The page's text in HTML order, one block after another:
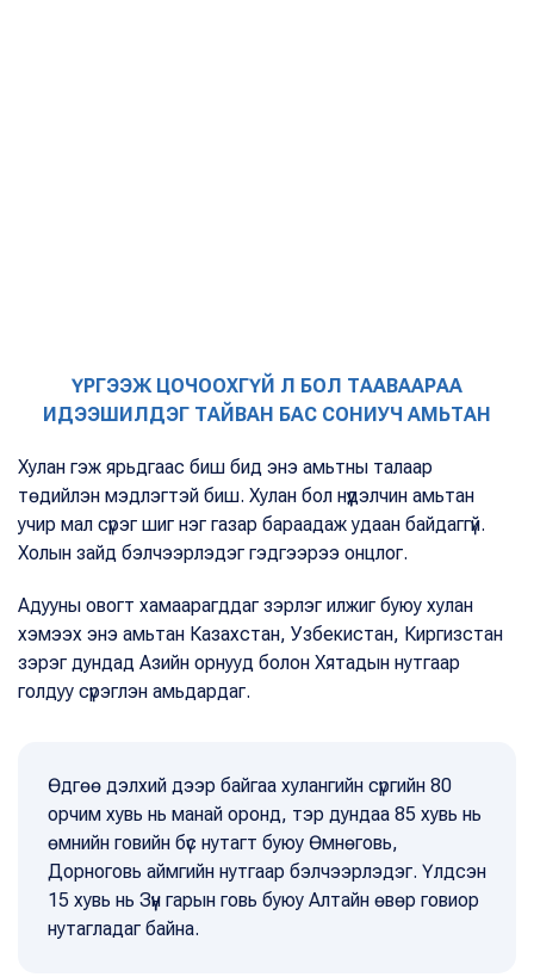
ҮРГЭЭЖ ЦОЧООХГҮЙ Л БОЛ ТААВААРАА
ИДЭЭШИЛДЭГ ТАЙВАН БАС СОНИУЧ АМЬТАН
Хулан гэж ярьдгаас биш бид энэ амьтны талаар
төдийлэн мэдлэгтэй биш. Хулан бол нүүдэлчин амьтан
учир мал сүрэг шиг нэг газар бараадаж удаан байдаггүй.
Холын зайд бэлчээрлэдэг гэдгээрээ онцлог.
Адууны овогт хамаарагддаг зэрлэг илжиг буюу хулан
хэмээх энэ амьтан Казахстан, Узбекистан, Киргизстан
зэрэг дундад Азийн орнууд болон Хятадын нутгаар
голдуу сүрэглэн амьдардаг.
Өдгөө дэлхий дээр байгаа хулангийн сүргийн 80
орчим хувь нь манай оронд, тэр дундаа 85 хувь нь
өмнийн говийн бүс нутагт буюу Өмнөговь,
Дорноговь аймгийн нутгаар бэлчээрлэдэг. Үлдсэн
15 хувь нь Зүүн гарын говь буюу Алтайн өвөр говиор
нутагладаг байна.